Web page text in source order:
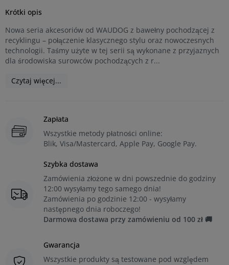
Krótki opis
Nowa seria akcesoriów od WAUDOG z bawełny pochodzącej z
recyklingu – połączenie klasycznego stylu oraz nowoczesnych
technologii. Taśmy użyte w tej serii są wykonane z przyjaznych
dla środowiska surowców pochodzących z r...
Czytaj więcej...
Zapłata
Wszystkie metody płatności online:
Blik, Visa/Mastercard, Apple Pay, Google Pay.
Szybka dostawa
Zamówienia złożone w dni powszednie do godziny
12:00 wysyłamy tego samego dnia!
Zamówienia po godzinie 12:00 - wysyłamy
następnego dnia roboczego!
Darmowa dostawa przy zamówieniu od 100 zł 🚚
Gwarancja
Wszystkie produkty są testowane pod względem